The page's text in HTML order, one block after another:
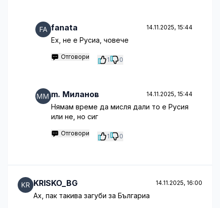
fanata 14.11.2025, 15:44
Ех, не е Русиа, човече
Отговори 1 0
m. Миланов 14.11.2025, 15:44
Нямам време да мисля дали то е Русия
или не, но сиг
Отговори 1 0
KRISKO_BG 14.11.2025, 16:00
Aх, пак такива загуби за Българиа